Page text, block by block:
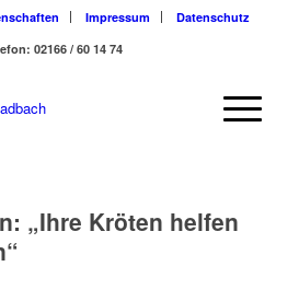
Impressum
Datenschutz
02166 / 60 14 74
„Ihre Kröten helfen